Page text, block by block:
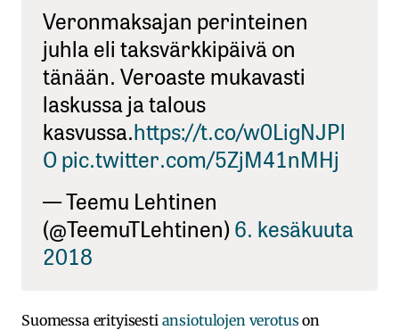
Veronmaksajan perinteinen
juhla eli taksvärkkipäivä on
tänään. Veroaste mukavasti
laskussa ja talous
kasvussa.https://t.co/w0LigNJPl
Opic.twitter.com/5ZjM41nMHj
— Teemu Lehtinen
(@TeemuTLehtinen)6. kesäkuuta
2018
Suomessa erityisesti ansiotulojen verotuson